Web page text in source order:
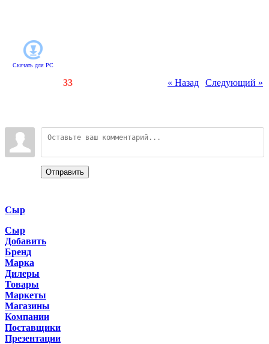
Скачать для PC
« Назад Следующий »
33
Отправить
Сыр
Сыр
Добавить
Бренд
Марка
Дилеры
Товары
Маркеты
Магазины
Компании
Поставщики
Презентации